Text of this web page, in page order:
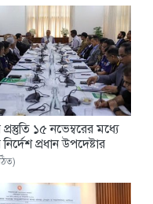
প্রস্তুতি ১৫ নভেম্বরের মধ্যে
প্রধান উপদেষ্টার